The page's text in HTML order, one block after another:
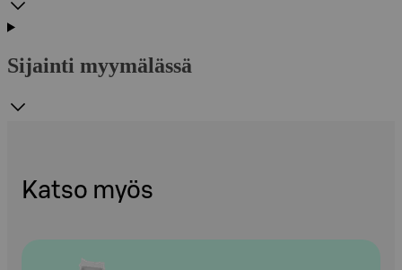
Sijainti myymälässä
Katso myös